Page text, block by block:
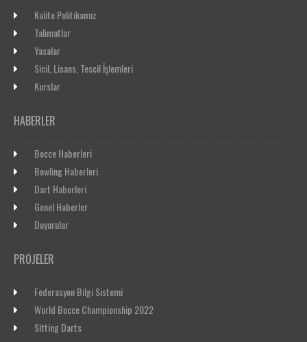
Kalite Politikamız
Talimatlar
Yasalar
Sicil, Lisans, Tescil İşlemleri
Kurslar
HABERLER
Bocce Haberleri
Bowling Haberleri
Dart Haberleri
Genel Haberler
Duyurular
PROJELER
Federasyon Bilgi Sistemi
World Bocce Championship 2022
Sitting Darts